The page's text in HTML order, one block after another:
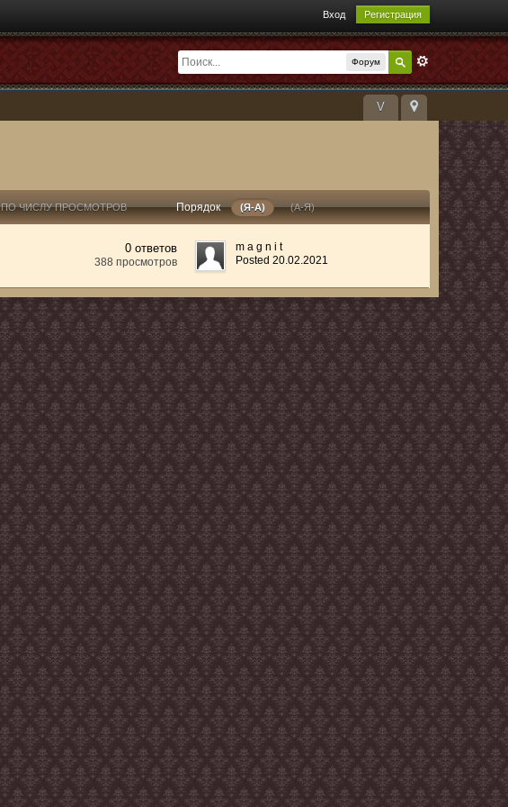
Вход Регистрация
Форум
V
ПО ЧИСЛУ ПРОСМОТРОВ Порядок (Я-А) (А-Я)
0 ответов
388 просмотров
m a g n i t
Posted 20.02.2021